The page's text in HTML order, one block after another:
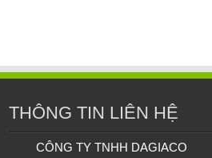
THÔNG TIN LIÊN HỆ
CÔNG TY TNHH DAGIACO